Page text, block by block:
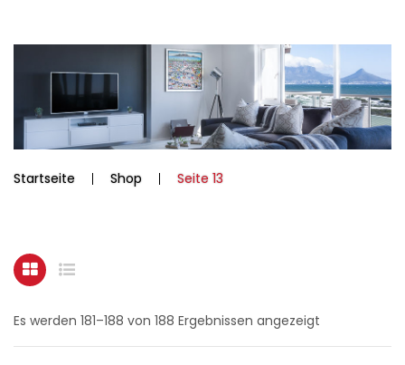
Startseite Shop Seite 13
Es werden 181–188 von 188 Ergebnissen angezeigt